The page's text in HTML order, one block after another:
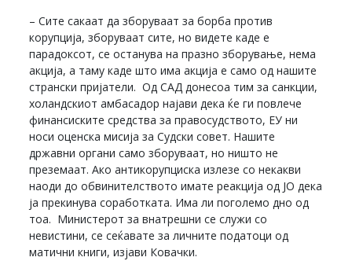
– Сите сакаат да зборуваат за борба против
корупција, зборуваат сите, но видете каде е
парадоксот, се останува на празно зборување, нема
акција, а таму каде што има акција е само од нашите
странски пријатели. Од САД донесоа тим за санкции,
холандскиот амбасадор најави дека ќе ги повлече
финансиските средства за правосудството, ЕУ ни
носи оценска мисија за Судски совет. Нашите
државни органи само зборуваат, но ништо не
преземаат. Ако антикорупциска излезе со некакви
наоди до обвинителството имате реакција од ЈО дека
ја прекинува соработката. Има ли поголемо дно од
тоа. Министерот за внатрешни се служи со
невистини, се сеќавате за личните податоци од
матични книги, изјави Ковачки.